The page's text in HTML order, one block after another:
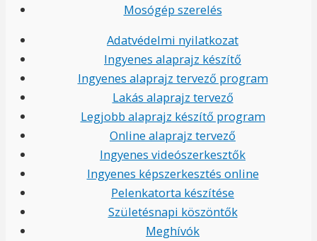
Mosógép szerelés
Adatvédelmi nyilatkozat
Ingyenes alaprajz készítő
Ingyenes alaprajz tervező program
Lakás alaprajz tervező
Legjobb alaprajz készítő program
Online alaprajz tervező
Ingyenes videószerkesztők
Ingyenes képszerkesztés online
Pelenkatorta készítése
Születésnapi köszöntők
Meghívók